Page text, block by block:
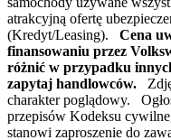
atrakcyjną ofertę
(Kredyt/Leasing). Cena
finansowaniu przez
różnić w przypadku
zapytaj handlowców.
charakter poglądowy.
przepisów Kodeksu
stanowi zaproszenie do